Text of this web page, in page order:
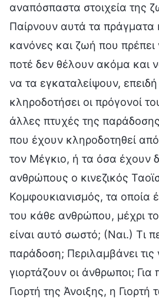
αναπόσπαστα στοιχεία της
Παίρνουν αυτά τα πράγματα
κανόνες και ζωή που πρέπει
ποτέ δεν θέλουν ακόμα και
να τα εγκαταλείψουν,
κληροδοτήσει οι πρόγονοί
άλλες πτυχές της
που έχουν κληροδοτηθεί
τον Μέγκιο, ή τα όσα έχουν
ανθρώπους ο κινεζικός
Κομφουκιανισμός, τα οποία
του κάθε ανθρώπου, μέχρι
είναι αυτό σωστό; (Ναι.) Τι
παράδοση; Περιλαμβάνει τις
γιορτάζουν οι άνθρωποι; Για
Γιορτή της Άνοιξης, η